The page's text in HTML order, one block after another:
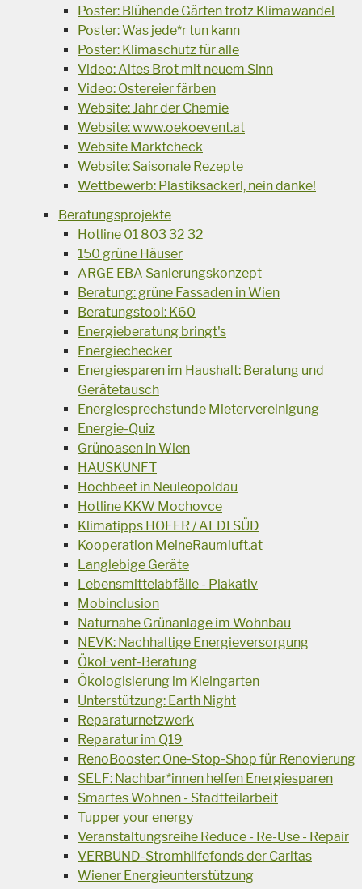
Poster: Blühende Gärten trotz Klimawandel
Poster: Was jede*r tun kann
Poster: Klimaschutz für alle
Video: Altes Brot mit neuem Sinn
Video: Ostereier färben
Website: Jahr der Chemie
Website: www.oekoevent.at
Website Marktcheck
Website: Saisonale Rezepte
Wettbewerb: Plastiksackerl, nein danke!
Beratungsprojekte
Hotline 01 803 32 32
150 grüne Häuser
ARGE EBA Sanierungskonzept
Beratung: grüne Fassaden in Wien
Beratungstool: K60
Energieberatung bringt's
Energiechecker
Energiesparen im Haushalt: Beratung und
Gerätetausch
Energiesprechstunde Mietervereinigung
Energie-Quiz
Grünoasen in Wien
HAUSKUNFT
Hochbeet in Neuleopoldau
Hotline KKW Mochovce
Klimatipps HOFER / ALDI SÜD
Kooperation MeineRaumluft.at
Langlebige Geräte
Lebensmittelabfälle - Plakativ
Mobinclusion
Naturnahe Grünanlage im Wohnbau
NEVK: Nachhaltige Energieversorgung
ÖkoEvent-Beratung
Ökologisierung im Kleingarten
Unterstützung: Earth Night
Reparaturnetzwerk
Reparatur im Q19
RenoBooster: One-Stop-Shop für Renovierung
SELF: Nachbar*innen helfen Energiesparen
Smartes Wohnen - Stadtteilarbeit
Tupper your energy
Veranstaltungsreihe Reduce - Re-Use - Repair
VERBUND-Stromhilfefonds der Caritas
Wiener Energieunterstützung